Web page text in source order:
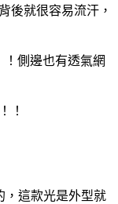
後就很容易流汗，
側邊也有透氣網
！
，這款光是外型就